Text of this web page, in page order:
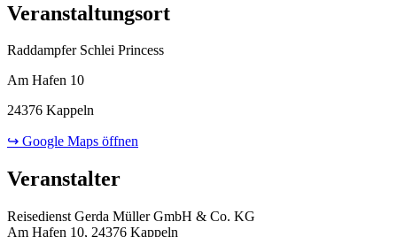
Veranstaltungsort
Raddampfer Schlei Princess
Am Hafen 10
24376 Kappeln
↪ Google Maps öffnen
Veranstalter
Reisedienst Gerda Müller GmbH & Co. KG
Am Hafen 10, 24376 Kappeln